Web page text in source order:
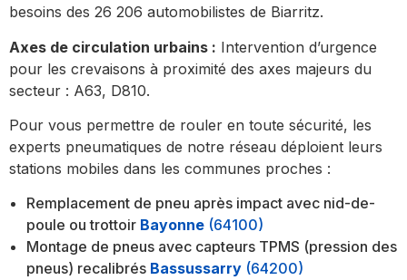
besoins des 26 206 automobilistes de Biarritz.
Axes de circulation urbains : Intervention d’urgence
pour les crevaisons à proximité des axes majeurs du
secteur : A63, D810.
Pour vous permettre de rouler en toute sécurité, les
experts pneumatiques de notre réseau déploient leurs
stations mobiles dans les communes proches :
Remplacement de pneu après impact avec nid-de-
poule ou trottoir Bayonne (64100)
Montage de pneus avec capteurs TPMS (pression des
pneus) recalibrés Bassussarry (64200)